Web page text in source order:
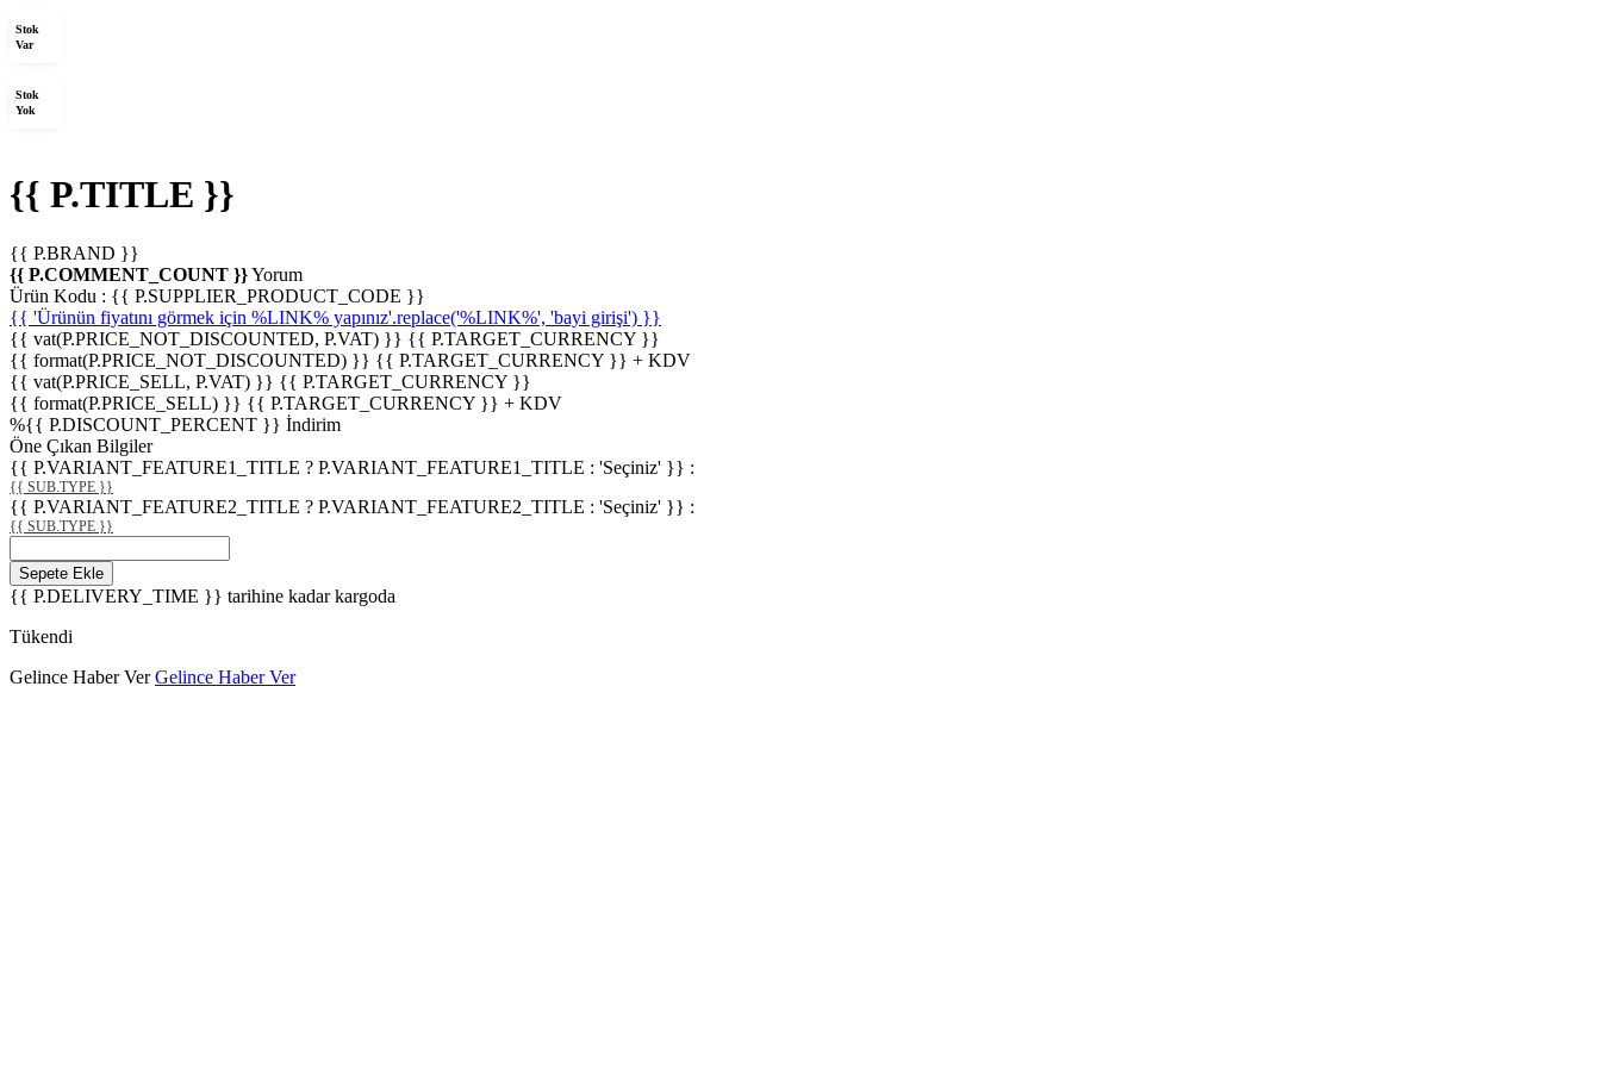
Stok
Var
Stok
Yok
{{ P.TITLE }}
{{ P.BRAND }}
{{ P.COMMENT_COUNT }}Yorum
Ürün Kodu : {{ P.SUPPLIER_PRODUCT_CODE }}
{{ 'Ürünün fiyatını görmek için %LINK% yapınız'.replace('%LINK%', 'bayi girişi') }}
{{ vat(P.PRICE_NOT_DISCOUNTED, P.VAT) }} {{ P.TARGET_CURRENCY }}
{{ format(P.PRICE_NOT_DISCOUNTED) }} {{ P.TARGET_CURRENCY }} + KDV
{{ vat(P.PRICE_SELL, P.VAT) }} {{ P.TARGET_CURRENCY }}
{{ format(P.PRICE_SELL) }} {{ P.TARGET_CURRENCY }} + KDV
%{{ P.DISCOUNT_PERCENT }} İndirim
Öne Çıkan Bilgiler
{{ P.VARIANT_FEATURE1_TITLE ? P.VARIANT_FEATURE1_TITLE : 'Seçiniz' }} :
{{ SUB.TYPE }}
{{ P.VARIANT_FEATURE2_TITLE ? P.VARIANT_FEATURE2_TITLE : 'Seçiniz' }} :
{{ SUB.TYPE }}
Sepete Ekle
{{ P.DELIVERY_TIME }} tarihine kadar kargoda
Tükendi
Gelince Haber Ver Gelince Haber Ver